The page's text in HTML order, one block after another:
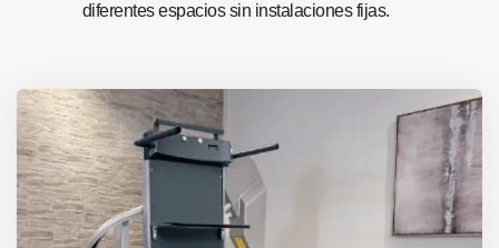
diferentes espacios sin instalaciones fijas.